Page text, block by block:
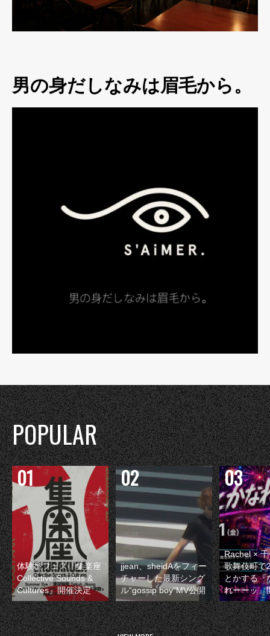
男の身だしなみは眉毛から。
POPULAR
体験型フェス『集楽座
Collective Sounds &
Cultures』開催決定
jjean、sheidAをフィー
チャーした最新シング
ル“gossip boy”MV公開
Rachel ×
歌舞伎町で
とかする『
れーーッ』